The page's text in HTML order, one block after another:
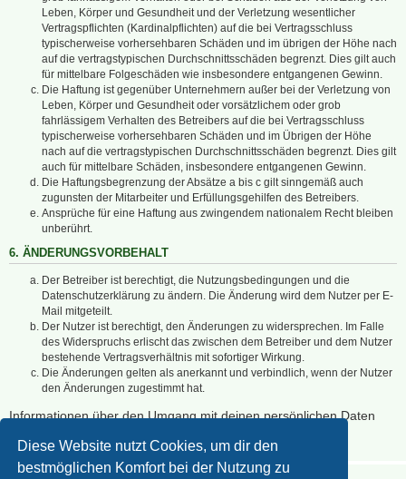
Diese Website nutzt Cookies, um dir den
bestmöglichen Komfort bei der Nutzung zu
Leben, Körper und Gesundheit und der Verletzung wesentlicher
Vertragspflichten (Kardinalpflichten) auf die bei Vertragsschluss
typischerweise vorhersehbaren Schäden und im übrigen der Höhe nach
auf die vertragstypischen Durchschnittsschäden begrenzt. Dies gilt auch
für mittelbare Folgeschäden wie insbesondere entgangenen Gewinn.
Die Haftung ist gegenüber Unternehmern außer bei der Verletzung von
Leben, Körper und Gesundheit oder vorsätzlichem oder grob
fahrlässigem Verhalten des Betreibers auf die bei Vertragsschluss
typischerweise vorhersehbaren Schäden und im Übrigen der Höhe
nach auf die vertragstypischen Durchschnittsschäden begrenzt. Dies gilt
auch für mittelbare Schäden, insbesondere entgangenen Gewinn.
Die Haftungsbegrenzung der Absätze a bis c gilt sinngemäß auch
zugunsten der Mitarbeiter und Erfüllungsgehilfen des Betreibers.
Ansprüche für eine Haftung aus zwingendem nationalem Recht bleiben
unberührt.
6. ÄNDERUNGSVORBEHALT
Der Betreiber ist berechtigt, die Nutzungsbedingungen und die
Datenschutzerklärung zu ändern. Die Änderung wird dem Nutzer per E-
Mail mitgeteilt.
Der Nutzer ist berechtigt, den Änderungen zu widersprechen. Im Falle
des Widerspruchs erlischt das zwischen dem Betreiber und dem Nutzer
bestehende Vertragsverhältnis mit sofortiger Wirkung.
Die Änderungen gelten als anerkannt und verbindlich, wenn der Nutzer
den Änderungen zugestimmt hat.
Informationen über den Umgang mit deinen persönlichen Daten